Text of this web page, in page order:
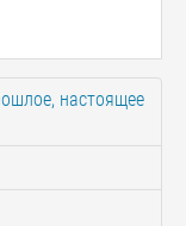
настоящее